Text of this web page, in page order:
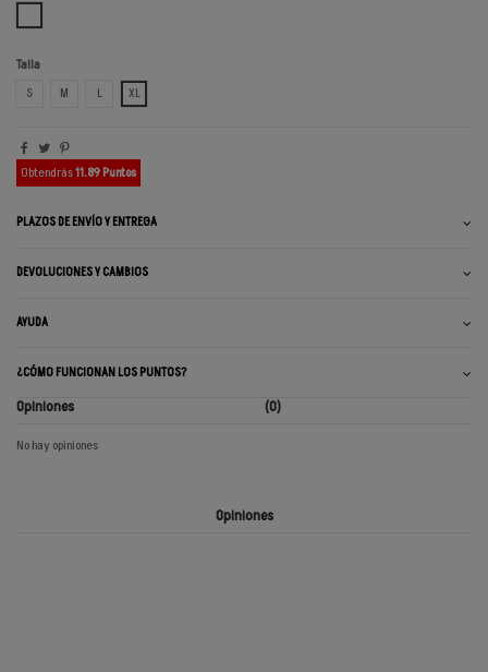
Talla
S
M L XL
Obtendrás11.89 Puntos
PLAZOS DE ENVÍO Y ENTREGA
DEVOLUCIONES Y CAMBIOS
AYUDA
¿CÓMO FUNCIONAN LOS PUNTOS?
Opiniones (0)
No hay opiniones
Opiniones